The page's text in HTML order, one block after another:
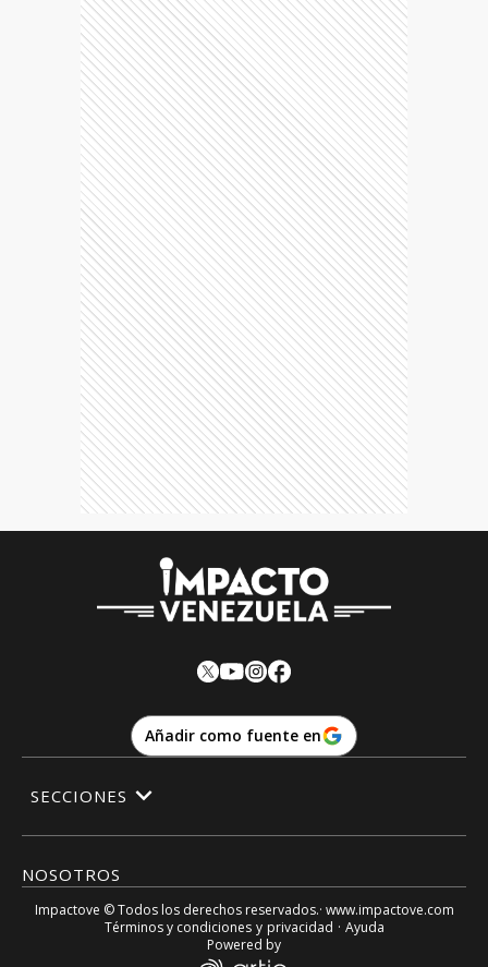
Añadir como fuente en
NOSOTROS
SECCIONES
Impactove © Todos los derechos reservados.· www.impactove.com
Términos y condiciones y privacidad · Ayuda
Powered by